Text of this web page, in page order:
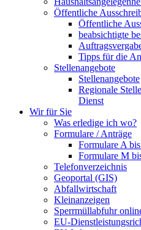
Öffentliche
Öffentliche
beabsichtigte
Tipps für die
Stellenangebote
Stellenangebote
Regionale
Dienst
Wir für Sie
Was erledige ich wo?
Formulare / Anträge
Formulare A
Formulare M
Telefonverzeichnis
Geoportal (GIS)
Abfallwirtschaft
Kleinanzeigen
Sperrmüllabfuhr
EU-